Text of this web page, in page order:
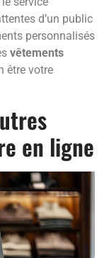
d’un public
personnalisés
vêtements
être votre
en ligne